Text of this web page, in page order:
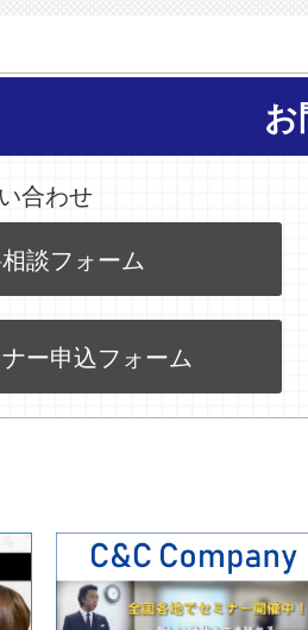
合わせ
談フォーム
ー申込フォーム